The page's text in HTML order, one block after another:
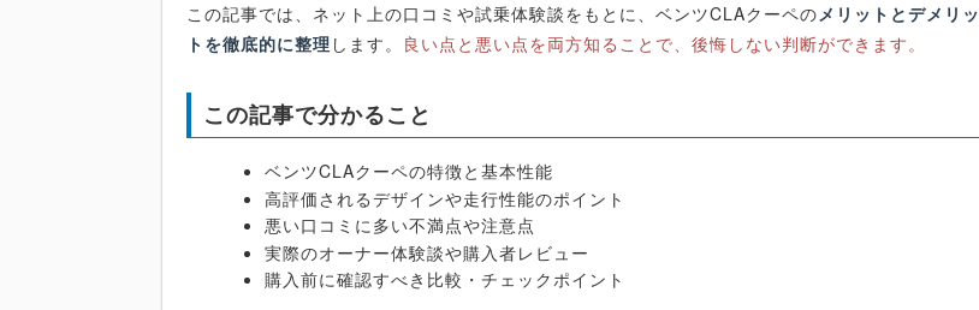
この記事では、ネット上の口コミや試乗体験談をもとに、ベンツCLAクーペのメリットとデメリッ
トを徹底的に整理 します。 良い点と悪い点を両方知ることで、後悔しない判断ができます。
この記事で分かること
ベンツCLAクーペの特徴と基本性能
高評価されるデザインや走行性能のポイント
悪い口コミに多い不満点や注意点
実際のオーナー体験談や購入者レビュー
購入前に確認すべき比較・チェックポイント